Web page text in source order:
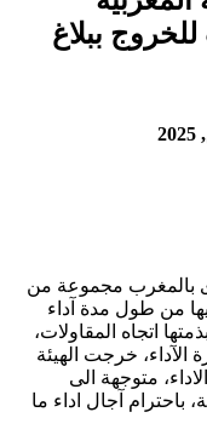
ببلاغ
بالمغرب مجموعة من
من طول مدة آداء
اتجاه المقاولات،
خرجت الهيئة
حول آجال الاداء، متوجهة الى
باحترام آجال اداء ما